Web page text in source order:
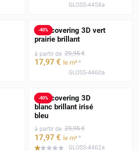
GLOSS-4458a
-40%
Film covering 3D vert
prairie brillant
à partir de 29,95 €
17,97 € le m²*
GLOSS-4460a
-40%
Film covering 3D
blanc brillant irisé
bleu
à partir de 29,95 €
17,97 € le m²*
***** GLOSS-4462a